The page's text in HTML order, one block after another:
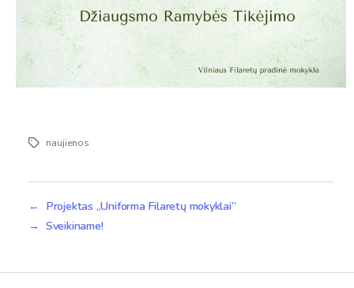
Žymosnaujienos
← Projektas „Uniforma Filaretų mokyklai”
→ Sveikiname!